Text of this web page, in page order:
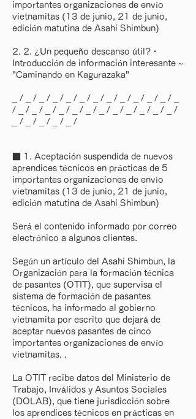
importantes organizaciones de envío
vietnamitas (13 de junio, 21 de junio,
edición matutina de Asahi Shimbun)
2. 2. ¿Un pequeño descanso útil?・
Introducción de información interesante ~
"Caminando en Kagurazaka"
_ / _ / _ / _ / _ / _ / _ / _ / _ / _ / _ / _ / _
/ _ / _ / _ / _ / _ / _ / _ / _ / _ / _ / _ / _ /
_ / _ / _ / _ / _ /
■ 1. Aceptación suspendida de nuevos
aprendices técnicos en prácticas de 5
importantes organizaciones de envío
vietnamitas (13 de junio, 21 de junio,
edición matutina de Asahi Shimbun)
Será el contenido informado por correo
electrónico a algunos clientes.
Según un artículo del Asahi Shimbun, la
Organización para la formación técnica
de pasantes (OTIT), que supervisa el
sistema de formación de pasantes
técnicos, ha informado al gobierno
vietnamita por escrito que dejará de
aceptar nuevos pasantes de cinco
importantes organizaciones de envío
vietnamitas. .
La OTIT recibe datos del Ministerio de
Trabajo, Inválidos y Asuntos Sociales
(DOLAB), que tiene jurisdicción sobre
los aprendices técnicos en prácticas en